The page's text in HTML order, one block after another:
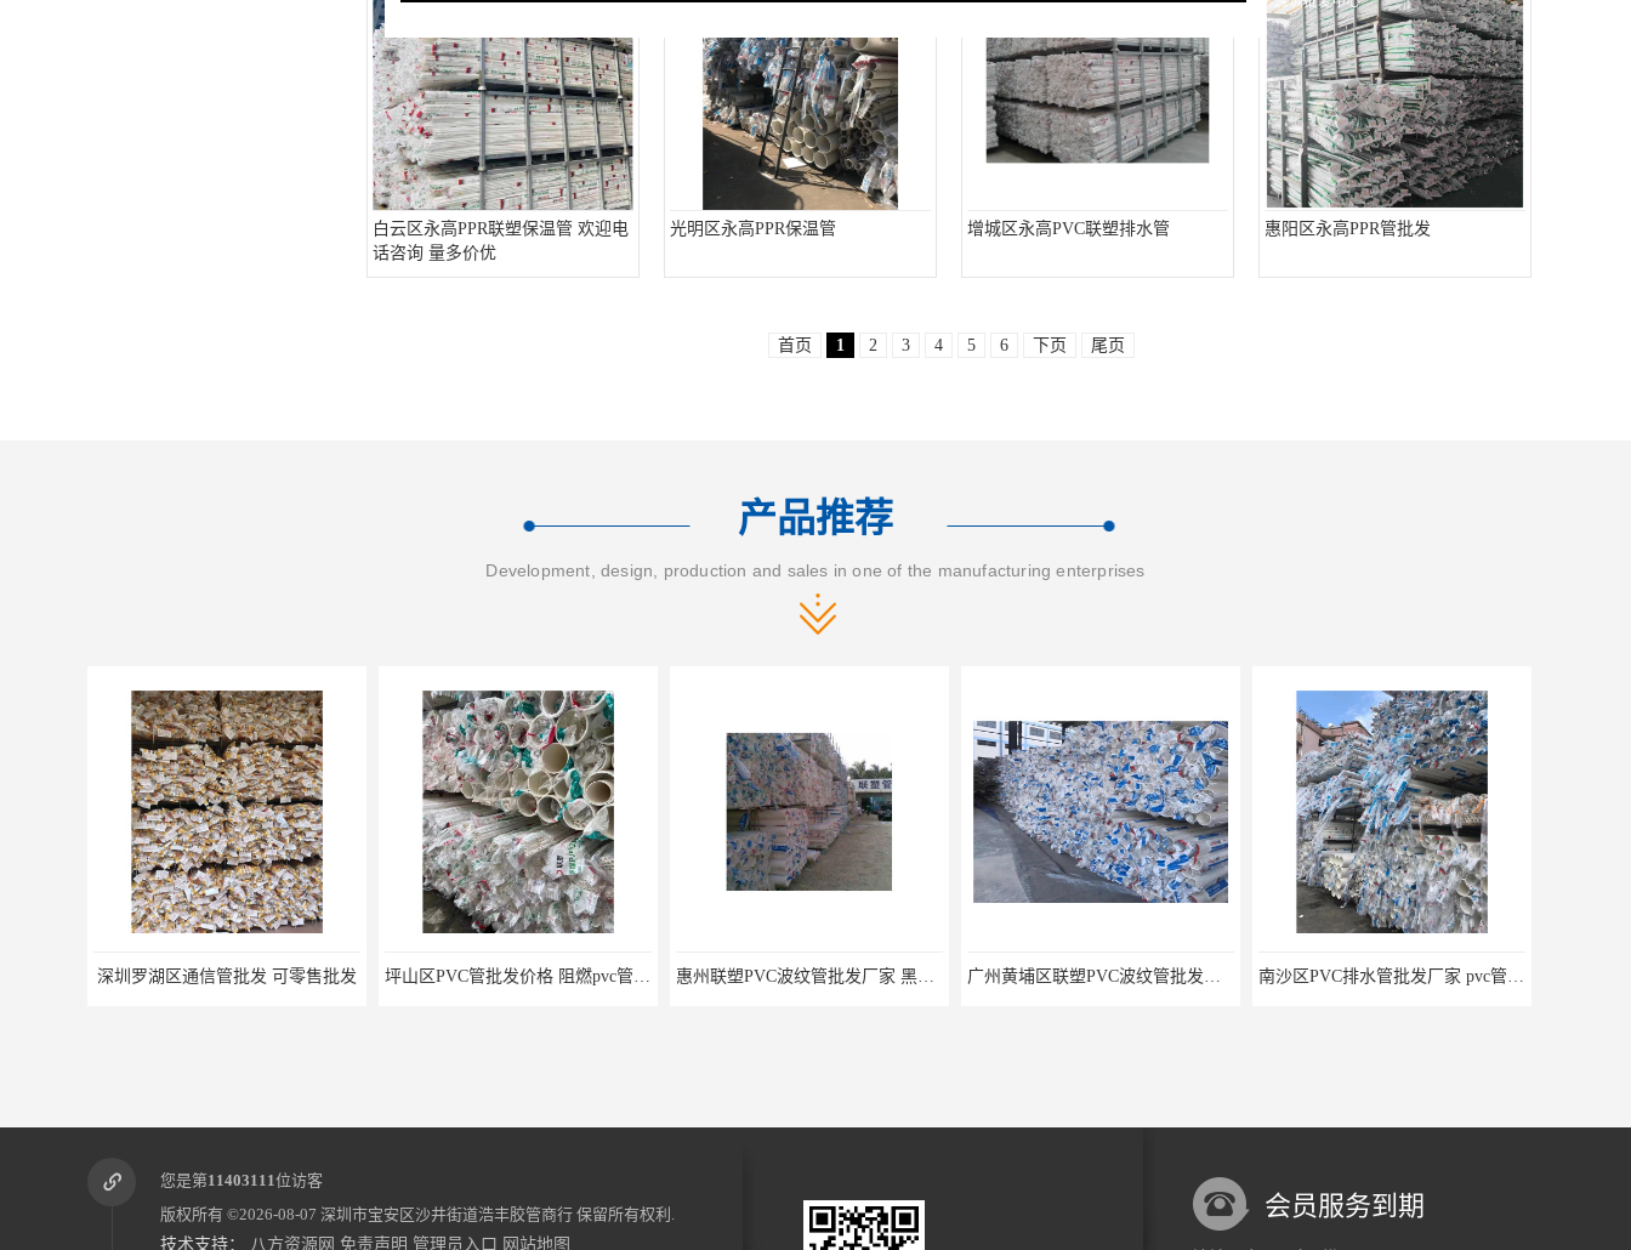
白云区永高PPR联塑保温管 欢迎电
话咨询 量多价优
光明区永高PPR保温管 增城区永高PVC联塑排水管 惠阳区永高PPR管批发
首页 1 2 3 4 5 6 下页 尾页
产品推荐
Development, design, production and sales in one of the manufacturing enterprises
深圳罗湖区通信管批发 可零售批发 坪山区PVC管批发价格 阻燃pvc管 欢迎电话咨询 量多价优 惠州联塑PVC波纹管批发厂家 黑色pvc管 欢迎电话咨询 量多价优 广州黄埔区联塑PVC波纹管批发价格 pvc管50mm 欢迎电话咨询 量多价优 南沙区PVC排水管批发厂家 pvc管排水 欢迎电话咨询 量多价优
您是第11403111位访客
版权所有 ©2026-08-07 深圳市宝安区沙井街道浩丰胶管商行 保留所有权利.
技术支持： 八方资源网 免责声明 管理员入口 网站地图
会员服务到期